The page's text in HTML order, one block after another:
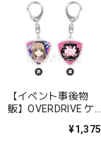
【イベント事後物
販】OVERDRIVE ケ
¥1,375